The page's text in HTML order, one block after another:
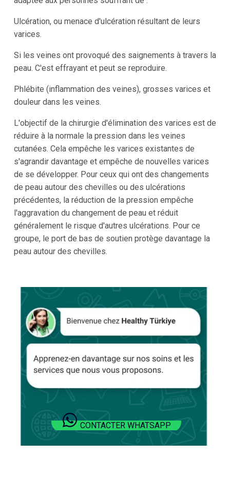
Ulcération, ou menace d'ulcération résultant de leurs
varices.
Si les veines ont provoqué des saignements à travers la
peau. C'est effrayant et peut se reproduire.
Phlébite (inflammation des veines), grosses varices et
douleur dans les veines.
L'objectif de la chirurgie d'élimination des varices est de
réduire à la normale la pression dans les veines
cutanées. Cela empêche les varices existantes de
s'agrandir davantage et empêche de nouvelles varices
de se développer. Pour ceux qui ont des changements
de peau autour des chevilles ou des ulcérations
précédentes, la réduction de la pression empêche
l'aggravation du changement de peau et réduit
généralement le risque d'autres ulcérations. Pour ce
groupe, le port de bas de soutien protège davantage la
peau autour des chevilles.
CONTACTER WHATSAPP